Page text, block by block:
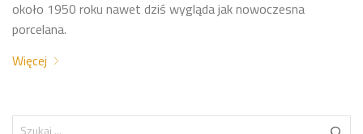
około 1950 roku nawet dziś wygląda jak nowoczesna
porcelana.
Więcej